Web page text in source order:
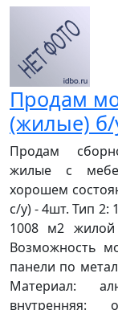
Продам
(жилые) б/
Продам
жилые с
хорошем
с/у) - 4шт. Тип 2:
1008 м2
Возможность
панели по
Материал: